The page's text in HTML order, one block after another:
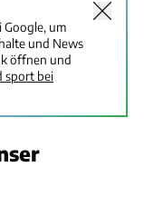
um
und News
öffnen und
sport bei